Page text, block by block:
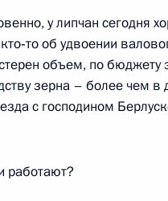
16:42 Ново-Огарево
года, пятница
у липчан сегодня
об удвоении
объем, по бюджету
зерна – более чем
с господином
работают?